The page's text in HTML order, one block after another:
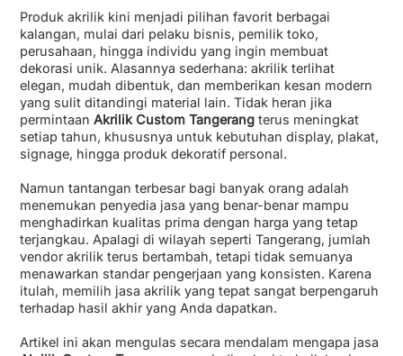
Produk akrilik kini menjadi pilihan favorit berbagai
kalangan, mulai dari pelaku bisnis, pemilik toko,
perusahaan, hingga individu yang ingin membuat
dekorasi unik. Alasannya sederhana: akrilik terlihat
elegan, mudah dibentuk, dan memberikan kesan modern
yang sulit ditandingi material lain. Tidak heran jika
permintaanAkrilik Custom Tangerang terus meningkat
setiap tahun, khususnya untuk kebutuhan display, plakat,
signage, hingga produk dekoratif personal.
Namun tantangan terbesar bagi banyak orang adalah
menemukan penyedia jasa yang benar-benar mampu
menghadirkan kualitas prima dengan harga yang tetap
terjangkau. Apalagi di wilayah seperti Tangerang, jumlah
vendor akrilik terus bertambah, tetapi tidak semuanya
menawarkan standar pengerjaan yang konsisten. Karena
itulah, memilih jasa akrilik yang tepat sangat berpengaruh
terhadap hasil akhir yang Anda dapatkan.
Artikel ini akan mengulas secara mendalam mengapa jasa